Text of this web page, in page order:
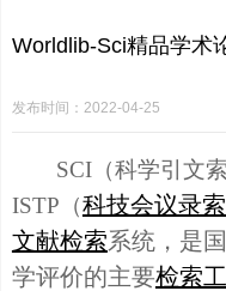
Worldlib-Sci精品学术
发布时间：2022-04-25
SCI（科学引文
ISTP（科技会议录索
文献检索系统，是
学评价的主要检索